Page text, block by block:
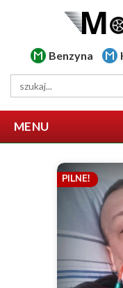
Benzyna
MENU